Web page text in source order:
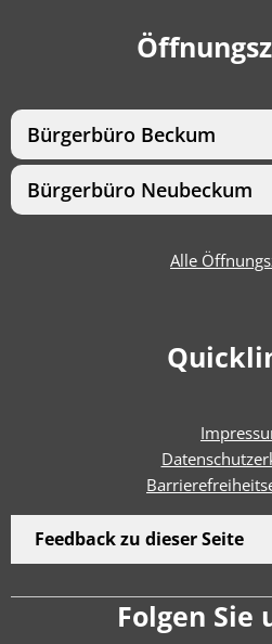
Bürgerbüro Beckum
Bürgerbüro Neubeckum
Alle
Feedback zu dieser Seite
Folgen Sie